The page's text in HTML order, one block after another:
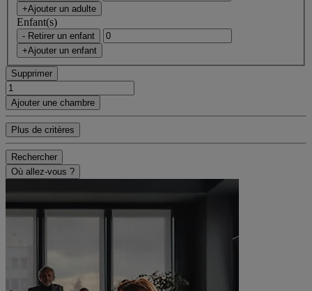
+Ajouter un adulte
Enfant(s)
- Retirer un enfant
+Ajouter un enfant
Supprimer
Ajouter une chambre
Plus de critères
Rechercher
Où allez-vous ?